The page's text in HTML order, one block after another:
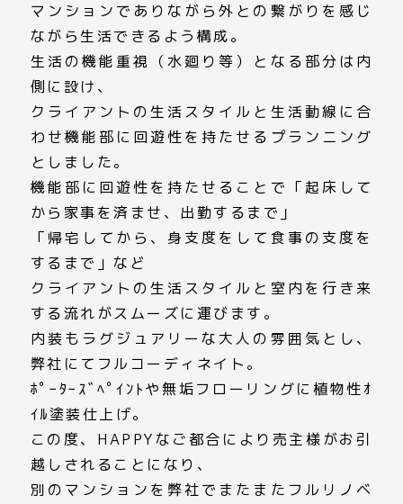
マンションでありながら外との繋がりを感じ
ながら生活できるよう構成。
生活の機能重視（水廻り等）となる部分は内
側に設け、
クライアントの生活スタイルと生活動線に合
わせ機能部に回遊性を持たせるプランニング
としました。
機能部に回遊性を持たせることで「起床して
から家事を済ませ、出勤するまで」
「帰宅してから、身支度をして食事の支度を
するまで」など
クライアントの生活スタイルと室内を行き来
する流れがスムーズに運びます。
内装もラグジュアリーな大人の雰囲気とし、
弊社にてフルコーディネイト。
ﾎﾟｰﾀｰｽﾞﾍﾟｲﾝﾄや無垢フローリングに植物性ｵ
ｲﾙ塗装仕上げ。
この度、HAPPYなご都合により売主様がお引
越しされることになり、
別のマンションを弊社でまたまたフルリノベ